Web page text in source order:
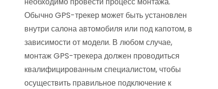
Обычно GPS-трекер может быть установлен
внутри салона автомобиля или под капотом, в
зависимости от модели. В любом случае,
монтаж GPS-трекера должен проводиться
квалифицированным специалистом, чтобы
осуществить правильное подключение к